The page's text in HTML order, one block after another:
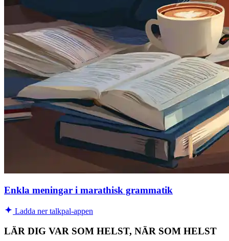
Enkla meningar i marathisk grammatik
Ladda ner talkpal-appen
LÄR DIG VAR SOM HELST, NÄR SOM HELST